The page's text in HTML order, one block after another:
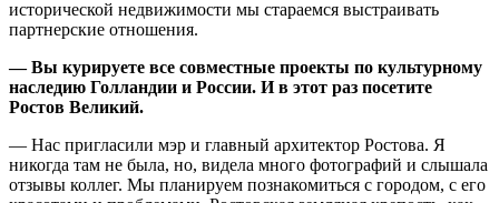
исторической недвижимости мы стараемся выстраивать
партнерские отношения.
— Вы курируете все совместные проекты по культурному
наследию Голландии и России. И в этот раз посетите
Ростов Великий.
— Нас пригласили мэр и главный архитектор Ростова. Я
никогда там не была, но, видела много фотографий и слышала
отзывы коллег. Мы планируем познакомиться с городом, с его